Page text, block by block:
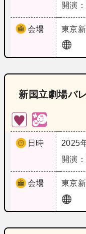
開演
会場 東京
新国立劇場バ
日時
2025
開演
会場 東京